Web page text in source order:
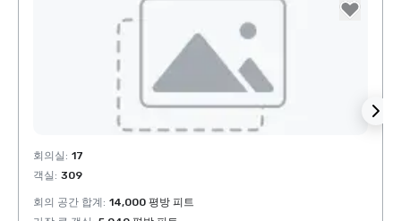
Removed from favorites
회의실 : 17
객실 : 309
회의 공간 합계 : 14,000 평방 피트